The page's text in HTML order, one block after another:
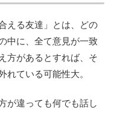
える友達」とは、どの
中に、全て意見が一致
方があるとすれば、そ
れている可能性大。
が違っても何でも話し